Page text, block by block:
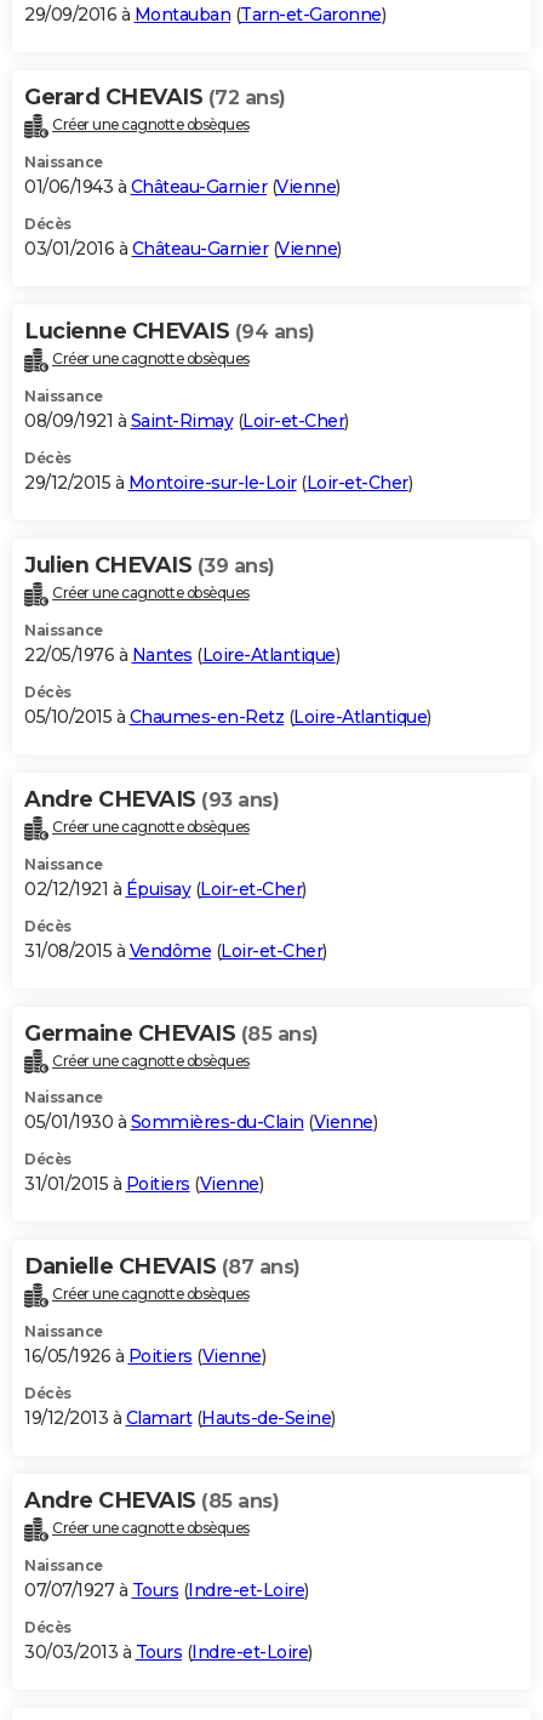
29/09/2016 à Montauban (Tarn-et-Garonne)
Gerard CHEVAIS (72 ans)
Créer une cagnotte obsèques
Naissance
01/06/1943 à Château-Garnier(Vienne)
Décès
03/01/2016 à Château-Garnier(Vienne)
Lucienne CHEVAIS (94 ans)
Créer une cagnotte obsèques
Naissance
08/09/1921 à Saint-Rimay(Loir-et-Cher)
Décès
29/12/2015 à Montoire-sur-le-Loir(Loir-et-Cher)
Julien CHEVAIS (39 ans)
Créer une cagnotte obsèques
Naissance
22/05/1976 à Nantes (Loire-Atlantique)
Décès
05/10/2015 à Chaumes-en-Retz (Loire-Atlantique)
Andre CHEVAIS (93 ans)
Créer une cagnotte obsèques
Naissance
02/12/1921 à Épuisay(Loir-et-Cher)
Décès
31/08/2015 à Vendôme (Loir-et-Cher)
Germaine CHEVAIS (85 ans)
Créer une cagnotte obsèques
Naissance
05/01/1930 à Sommières-du-Clain (Vienne)
Décès
31/01/2015 à Poitiers (Vienne)
Danielle CHEVAIS (87 ans)
Créer une cagnotte obsèques
Naissance
16/05/1926 à Poitiers (Vienne)
Décès
19/12/2013 à Clamart(Hauts-de-Seine)
Andre CHEVAIS (85 ans)
Créer une cagnotte obsèques
Naissance
07/07/1927 à Tours (Indre-et-Loire)
Décès
30/03/2013 à Tours (Indre-et-Loire)